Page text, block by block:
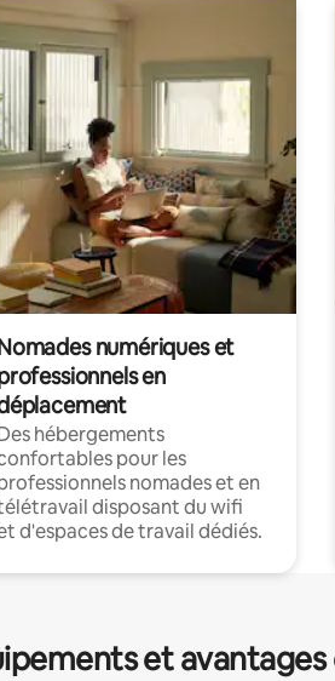
numériques et
en
hébergements
pour les
nomades et en
disposant du wifi
d'espaces de travail dédiés.
et